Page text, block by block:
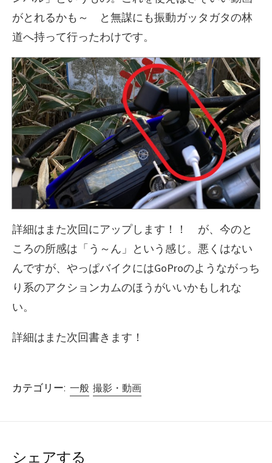
がとれるかも～ と無謀にも振動ガッタガタの林
道へ持って行ったわけです。
詳細はまた次回にアップします！！ が、今のと
ころの所感は「う～ん」という感じ。悪くはない
んですが、やっぱバイクにはGoProのようながっち
り系のアクションカムのほうがいいかもしれな
い。
詳細はまた次回書きます！
カテゴリー: 一般 撮影・動画
シェアする